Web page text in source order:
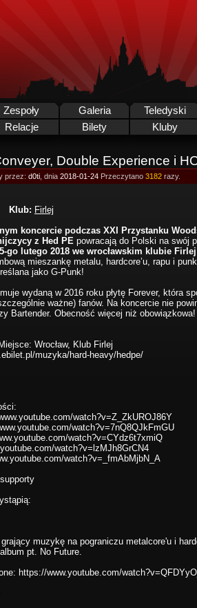
Zespoły Galeria Teledyski
Relacje Bilety Kluby
Double Experience i
przez: d0ti , dnia 2018-01-24 Przeczytano 3182 razy.
Klub: Firlej
koncercie podczas XXI Przystanku
z Hed PE powracają do Polski na swój
go lutego 2018 we wrocławskim klubie Firlej
mieszankę metalu, hardcore’u, rapu i
jako G-Punk!
wydaną w 2016 roku płytę Forever, która
ważne) fanów. Na koncercie nie
Bartender. Obecność więcej niż obowiązkowa!
Wrocław, Klub Firlej
muzyka/hard-heavy/hedpe/
watch?v=Z_ZkUROJ86Y
watch?v=7nQ8QJkFmGU
watch?v=CYdz6t7xmiQ
watch?v=lzMJh8GrCN4
watch?v=_fmAbMjbN_A
muzykę na pograniczu metalcore'u i
pt. No Future.
https://www.youtube.com/